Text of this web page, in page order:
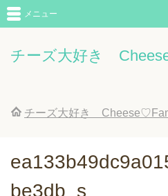
チーズ大好き
メニュー
チーズ大好き
be3db_s